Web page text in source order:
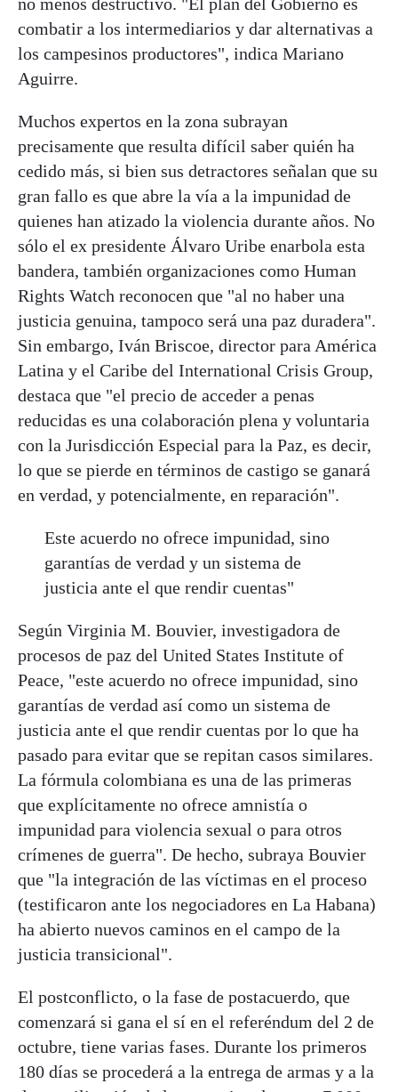
combatir a los intermediarios y dar alternativas a
los campesinos productores", indica Mariano
Aguirre.
Muchos expertos en la zona subrayan
precisamente que resulta difícil saber quién ha
cedido más, si bien sus detractores señalan que su
gran fallo es que abre la vía a la impunidad de
quienes han atizado la violencia durante años. No
sólo el ex presidente Álvaro Uribe enarbola esta
bandera, también organizaciones como Human
Rights Watch reconocen que "al no haber una
justicia genuina, tampoco será una paz duradera".
Sin embargo, Iván Briscoe, director para América
Latina y el Caribe del International Crisis Group,
destaca que "el precio de acceder a penas
reducidas es una colaboración plena y voluntaria
con la Jurisdicción Especial para la Paz, es decir,
lo que se pierde en términos de castigo se ganará
en verdad, y potencialmente, en reparación".
Este acuerdo no ofrece impunidad, sino
garantías de verdad y un sistema de
justicia ante el que rendir cuentas"
Según Virginia M. Bouvier, investigadora de
procesos de paz del United States Institute of
Peace, "este acuerdo no ofrece impunidad, sino
garantías de verdad así como un sistema de
justicia ante el que rendir cuentas por lo que ha
pasado para evitar que se repitan casos similares.
La fórmula colombiana es una de las primeras
que explícitamente no ofrece amnistía o
impunidad para violencia sexual o para otros
crímenes de guerra". De hecho, subraya Bouvier
que "la integración de las víctimas en el proceso
(testificaron ante los negociadores en La Habana)
ha abierto nuevos caminos en el campo de la
justicia transicional".
El postconflicto, o la fase de postacuerdo, que
comenzará si gana el sí en el referéndum del 2 de
octubre, tiene varias fases. Durante los primeros
180 días se procederá a la entrega de armas y a la